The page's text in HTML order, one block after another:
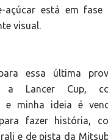
açúcar está em
visual.
essa última
a Lancer Cup,
e minha ideia é
fazer história,
e de pista da